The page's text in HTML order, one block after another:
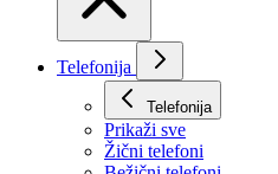
Telefonija
Telefonija
Prikaži svе
Žični telefoni